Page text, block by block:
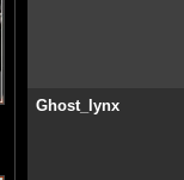
Ghost_lynx